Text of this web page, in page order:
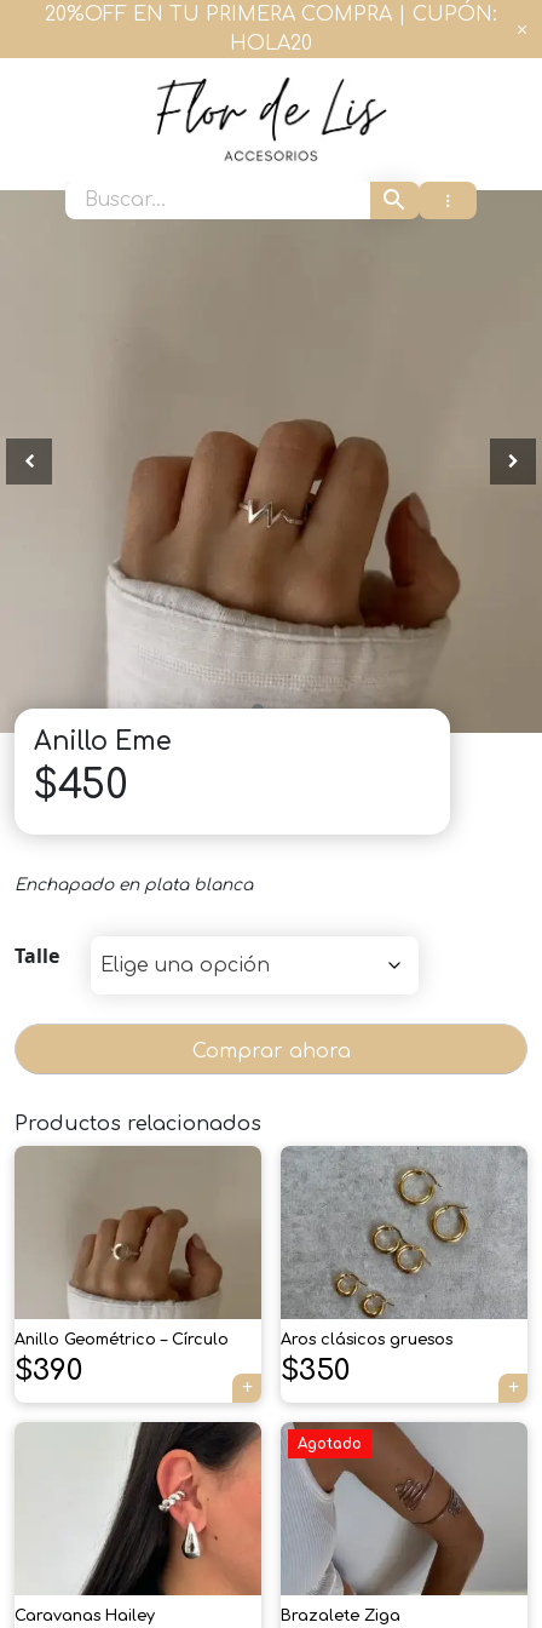
20%OFF EN TU PRIMERA COMPRA | CUPÓN:
HOLA20
Flor de Lis Accesorios
Anillo Eme
$450
Enchapado en plata blanca
Talle
Comprar ahora
Productos relacionados
Anillo Geométrico – Círculo
$390
Aros clásicos gruesos
$350
Caravanas Hailey
Agotado
Brazalete Ziga
×
Tu carrito está vacío.
Agregá un producto y aparecerá acá
automáticamente.